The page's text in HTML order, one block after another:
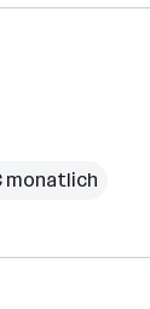
monatlich